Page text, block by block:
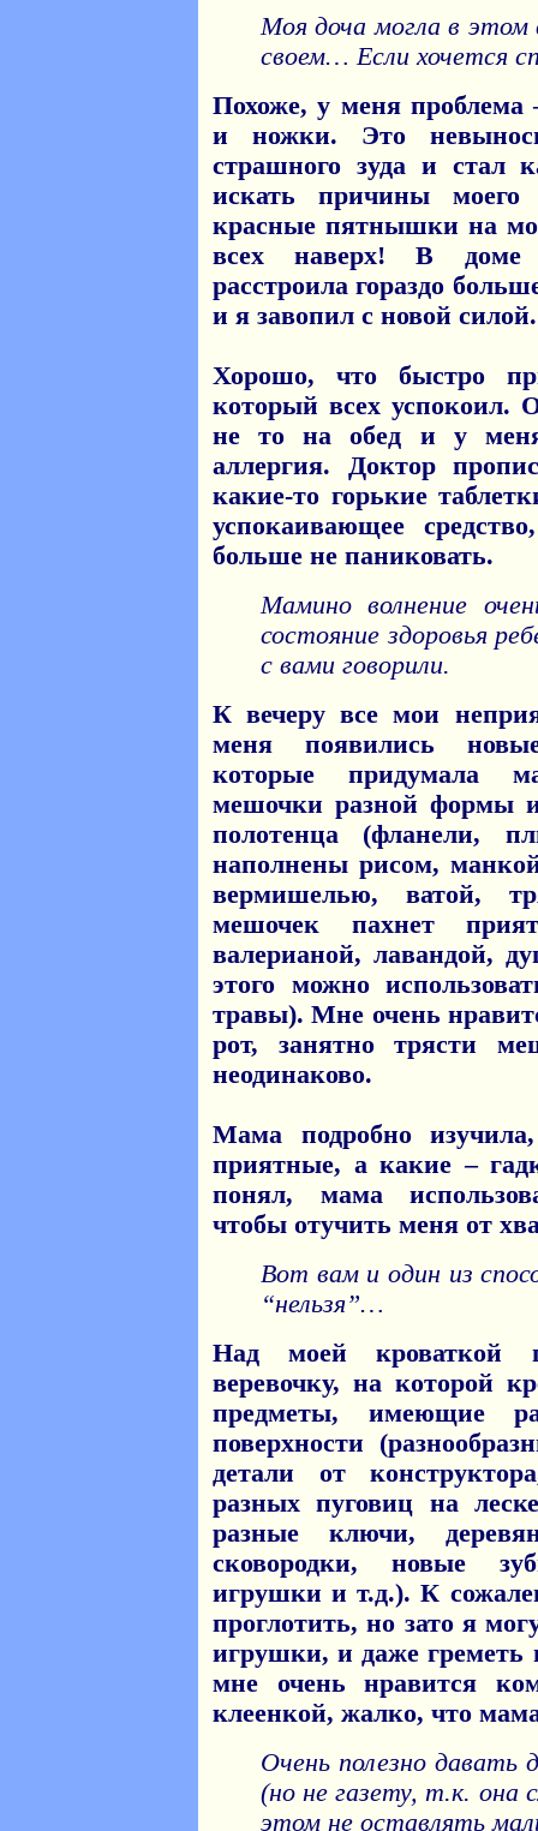
Моя доча могла в этом
своем… Если хочется
Похоже, у меня проблема
и ножки. Это
страшного зуда и стал
искать причины моего
красные пятнышки на
всех наверх! В доме
расстроила гораздо
и я завопил с новой силой.
Хорошо, что быстро
который всех успокоил.
не то на обед и у
аллергия. Доктор
какие-то горькие
успокаивающее
больше не паниковать.
Мамино волнение
состояние здоровья
с вами говорили.
К вечеру все мои
меня появились
которые придумала
мешочки разной формы
полотенца (фланели,
наполнены рисом,
вермишелью, ватой,
мешочек пахнет
валерианой, лавандой,
этого можно
травы). Мне очень
рот, занятно трясти
неодинаково.
Мама подробно
приятные, а какие –
понял, мама
чтобы отучить меня от
Вот вам и один из
“нельзя”…
Над моей кроваткой
веревочку, на которой
предметы, имеющие
поверхности
детали от
разных пуговиц на
разные ключи,
сковородки, новые
игрушки и т.д.). К
проглотить, но зато я
игрушки, и даже
мне очень нравится
клеенкой, жалко, что
Очень полезно давать
(но не газету, т.к. она
этом не оставлять